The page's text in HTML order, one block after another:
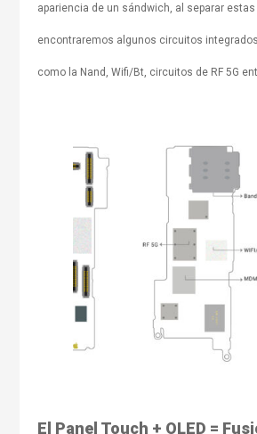
apariencia de un sándwich, al separar
encontraremos algunos circuitos
como la Nand, Wifi/Bt, circuitos de RF 5G
El Panel Touch + OLED =